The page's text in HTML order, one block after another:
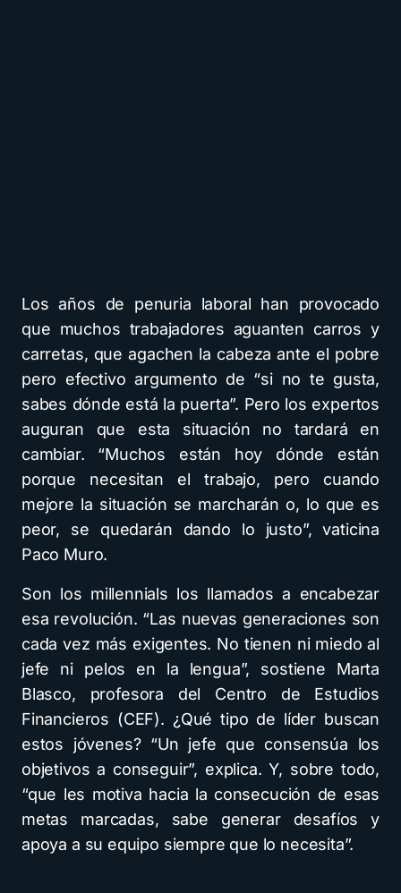
Los años de penuria laboral han provocado
que muchos trabajadores aguanten carros y
carretas, que agachen la cabeza ante el pobre
pero efectivo argumento de “si no te gusta,
sabes dónde está la puerta”. Pero los expertos
auguran que esta situación no tardará en
cambiar. “Muchos están hoy dónde están
porque necesitan el trabajo, pero cuando
mejore la situación se marcharán o, lo que es
peor, se quedarán dando lo justo”, vaticina
Paco Muro.
Son los millennials los llamados a encabezar
esa revolución. “Las nuevas generaciones son
cada vez más exigentes. No tienen ni miedo al
jefe ni pelos en la lengua”, sostiene Marta
Blasco, profesora del Centro de Estudios
Financieros (CEF). ¿Qué tipo de líder buscan
estos jóvenes? “Un jefe que consensúa los
objetivos a conseguir”, explica. Y, sobre todo,
“que les motiva hacia la consecución de esas
metas marcadas, sabe generar desafíos y
apoya a su equipo siempre que lo necesita”.